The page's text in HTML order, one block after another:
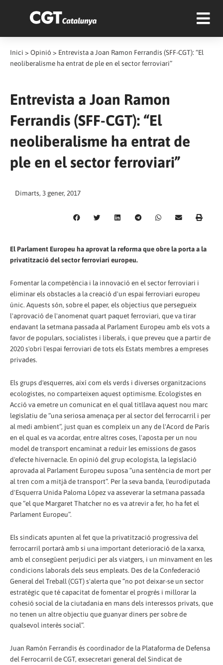
Inici > Opinió > Entrevista a Joan Ramon Ferrandis (SFF-CGT): “El
neoliberalisme ha entrat de ple en el sector ferroviari”
Entrevista a Joan Ramon
Ferrandis (SFF-CGT): “El
neoliberalisme ha entrat de
ple en el sector ferroviari”
Dimarts, 3 gener, 2017
El Parlament Europeu ha aprovat la reforma que obre la porta a la
privatització del sector ferroviari europeu.
Fomentar la competència i la innovació en el sector ferroviari i
eliminar els obstacles a la creació d'un espai ferroviari europeu
únic. Aquests són, sobre el paper, els objectius que persegueix
l'aprovació de l'anomenat quart paquet ferroviari, que va tirar
endavant la setmana passada al Parlament Europeu amb els vots a
favor de populars, socialistes i liberals, i que preveu que a partir de
2020 s'obri l'espai ferroviari de tots els Estats membres a empreses
privades.
Els grups d'esquerres, així com els verds i diverses organitzacions
ecologistes, no comparteixen aquest optimisme. Ecologistes en
Acció va emetre un comunicat en el qual titllava aquest nou marc
legislatiu de “una seriosa amenaça per al sector del ferrocarril i per
al medi ambient”, just quan es compleix un any de l'Acord de París
en el qual es va acordar, entre altres coses, l'aposta per un nou
model de transport encaminat a reduir les emissions de gasos
d'efecte hivernacle. En opinió del grup ecologista, la legislació
aprovada al Parlament Europeu suposa “una sentència de mort per
al tren com a mitjà de transport”. Per la seva banda, l'eurodiputada
d'Esquerra Unida Paloma López va asseverar la setmana passada
que “el que Margaret Thatcher no es va atrevir a fer, ho ha fet el
Parlament Europeu”.
Els sindicats apunten al fet que la privatització progressiva del
ferrocarril portarà amb si una important deterioració de la xarxa,
amb el consegüent perjudici per als viatgers, i un minvament en les
condicions laborals dels seus empleats. Des de la Confederació
General del Treball (CGT) s'alerta que “no pot deixar-se un sector
estratègic que té capacitat de fomentar el progrés i millorar la
cohesió social de la ciutadania en mans dels interessos privats, que
no tenen un altre objectiu que guanyar diners per sobre de
qualsevol interès social”.
Juan Ramón Ferrandis és coordinador de la Plataforma de Defensa
del Ferrocarril de CGT, exsecretari general del Sindicat de